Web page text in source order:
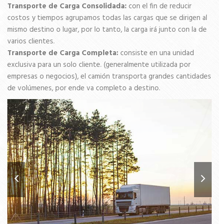
Transporte de Carga Consolidada:con el fin de reducir
costos y tiempos agrupamos todas las cargas que se dirigen al
mismo destino o lugar, por lo tanto, la carga irá junto con la de
varios clientes.
Transporte de Carga Completa: consiste en una unidad
exclusiva para un solo cliente. (generalmente utilizada por
empresas o negocios), el camión transporta grandes cantidades
de volúmenes, por ende va completo a destino.